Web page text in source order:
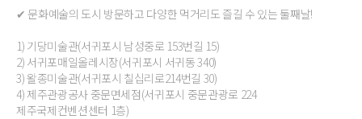
✔ 문화예술의 도시 방문하고 다양한 먹거리도 즐길 수 있는 둘째날!
1) 기당미술관(서귀포시 남성중로 153번길 15)
2) 서귀포매일올레시장(서귀포시 서귀동 340)
3) 왈종미술관(서귀포시 칠십리로214번길 30)
4) 제주관광공사 중문면세점(서귀포시 중문관광로 224
제주국제컨벤션센터 1층)